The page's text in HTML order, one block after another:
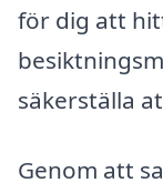
för dig att
säkerställa
Genom att